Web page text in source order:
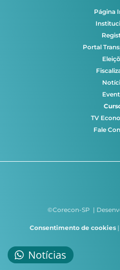
Página
Portal
TV
Fale
©Corecon-SP |
Consentimento de cookies |
Notícias